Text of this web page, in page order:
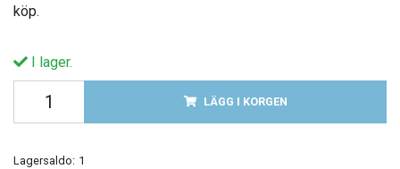
köp.
I lager.
LÄGG I KORGEN
Lagersaldo: 1